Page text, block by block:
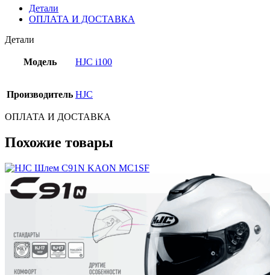
Детали
ОПЛАТА И ДОСТАВКА
Детали
Модель HJC i100
Производитель HJC
ОПЛАТА И ДОСТАВКА
Похожие товары